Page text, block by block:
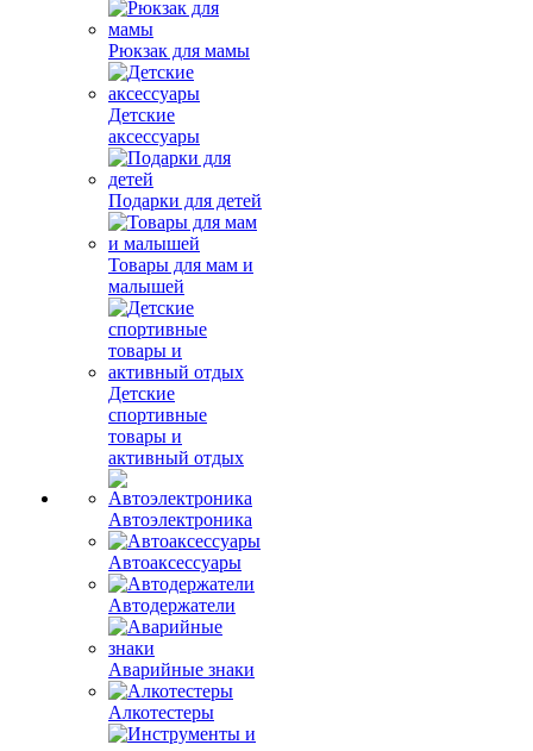
Рюкзак для мамы
Детские
аксессуары
Подарки для детей
Товары для мам и
малышей
Детские
спортивные
товары и
активный отдых
Автоэлектроника
Автоаксессуары
Автодержатели
Аварийные знаки
Алкотестеры